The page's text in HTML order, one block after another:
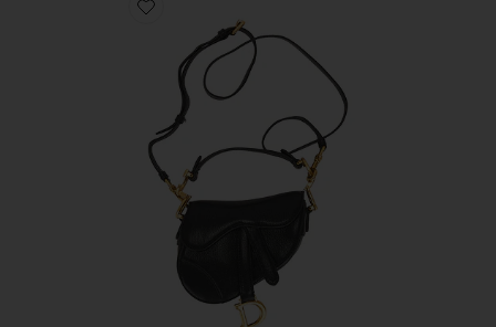
Favorite DIOR バッグ